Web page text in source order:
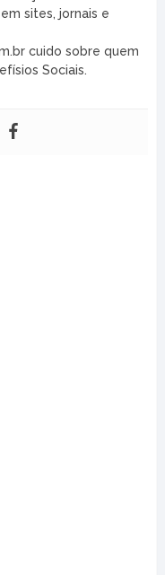
sites, jornais e
cuido sobre quem
Sociais.